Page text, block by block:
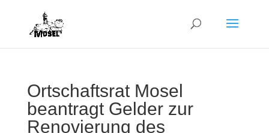
Ortschaftsrat Mosel
beantragt Gelder zur
Renovierung des